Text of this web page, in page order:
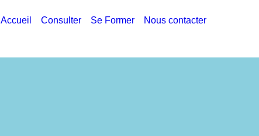
Accueil Consulter Se Former Nous contacter